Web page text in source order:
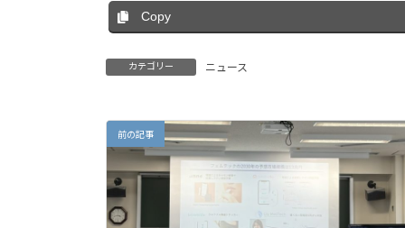
Copy
カテゴリー ニュース
前の記事